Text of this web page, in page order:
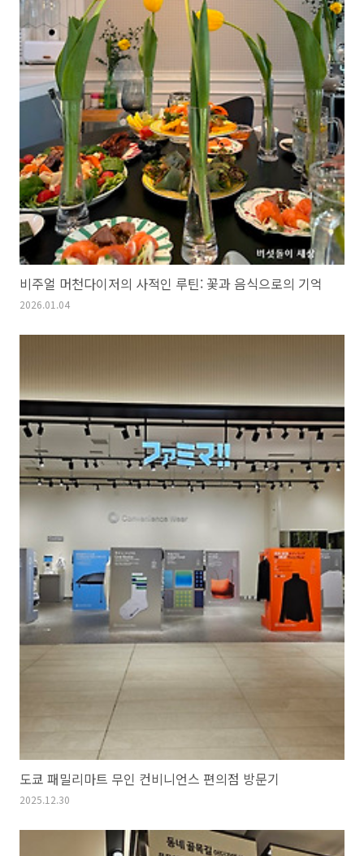
비주얼 머천다이저의 사적인 루틴: 꽃과 음식으로의 기억
2026.01.04
도쿄 패밀리마트 무인 컨비니언스 편의점 방문기
2025.12.30